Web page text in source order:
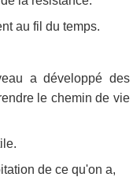
au fil du temps.
a développé des
le chemin de vie
de ce qu'on a,